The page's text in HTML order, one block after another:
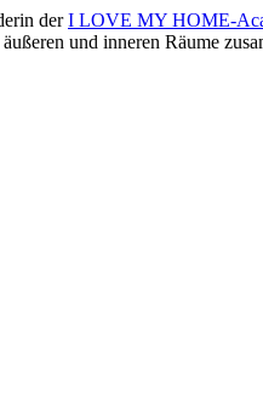
derI LOVE MY HOME-
und inneren Räume